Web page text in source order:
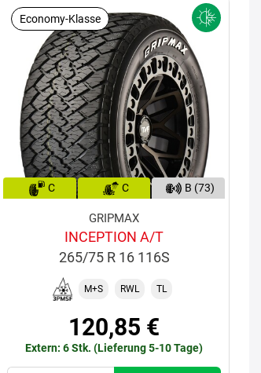
Economy-Klasse
C C B (73)
GRIPMAX
INCEPTION A/T
265/75 R 16 116S
M+S RWL TL
120,85 €
Extern: 6 Stk. (Lieferung 5-10 Tage)